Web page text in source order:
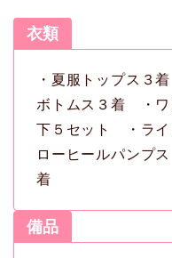
衣類
・夏服トップス３
ボトムス３着 ・
下５セット ・ラ
ローヒールパン
着
備品